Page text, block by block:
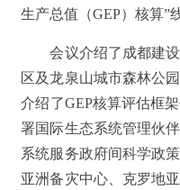
生产总值（GEP）核算”
会议介绍了成都建设
区及龙泉山城市森林公
介绍了GEP核算评估框
署国际生态系统管理伙
系统服务政府间科学政
亚洲备灾中心、克罗地